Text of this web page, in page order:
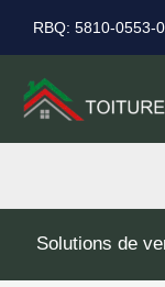
au
contenu
RBQ: 5810-0553-
Solutions de